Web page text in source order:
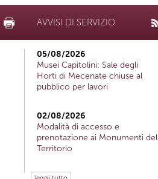
AVVISI DI SERVIZIO
05/08/2026
Musei Capitolini: Sale degli
Horti di Mecenate chiuse al
pubblico per lavori
02/08/2026
Modalità di accesso e
prenotazione ai Monumenti del
Territorio